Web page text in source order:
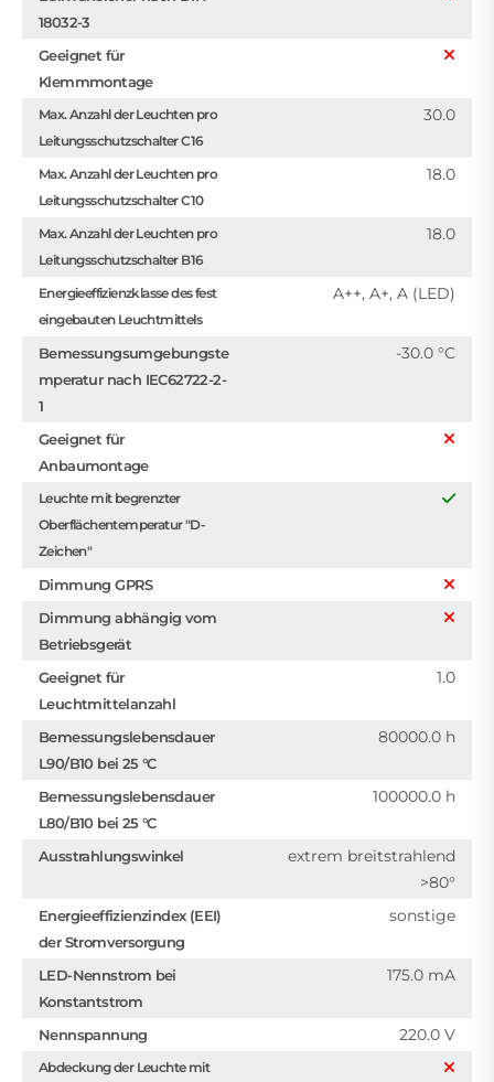
18032-3
Geeignet für
Klemmmontage
Max. Anzahl der Leuchten pro
Leitungsschutzschalter C16
30.0
Max. Anzahl der Leuchten pro
Leitungsschutzschalter C10
18.0
Max. Anzahl der Leuchten pro
Leitungsschutzschalter B16
18.0
Energieeffizienzklasse des fest
eingebauten Leuchtmittels
A++, A+, A (LED)
Bemessungsumgebungste
mperatur nach IEC62722-2-
1
-30.0 °C
Geeignet für
Anbaumontage
Leuchte mit begrenzter
Oberflächentemperatur "D-
Zeichen"
Dimmung GPRS
Dimmung abhängig vom
Betriebsgerät
Geeignet für
Leuchtmittelanzahl
1.0
Bemessungslebensdauer
L90/B10 bei 25 °C
80000.0 h
Bemessungslebensdauer
L80/B10 bei 25 °C
100000.0 h
Ausstrahlungswinkel
extrem breitstrahlend
>80°
Energieeffizienzindex (EEI)
der Stromversorgung
sonstige
LED-Nennstrom bei
Konstantstrom
175.0 mA
Nennspannung 220.0 V
Abdeckung der Leuchte mit